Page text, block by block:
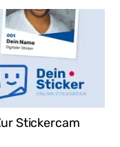
8
Stickercam